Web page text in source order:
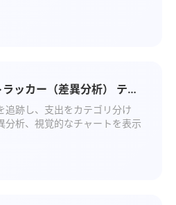
ラッカー（差異分析） テン
追跡し、支出をカテゴリ分け
分析、視覚的なチャートを表示